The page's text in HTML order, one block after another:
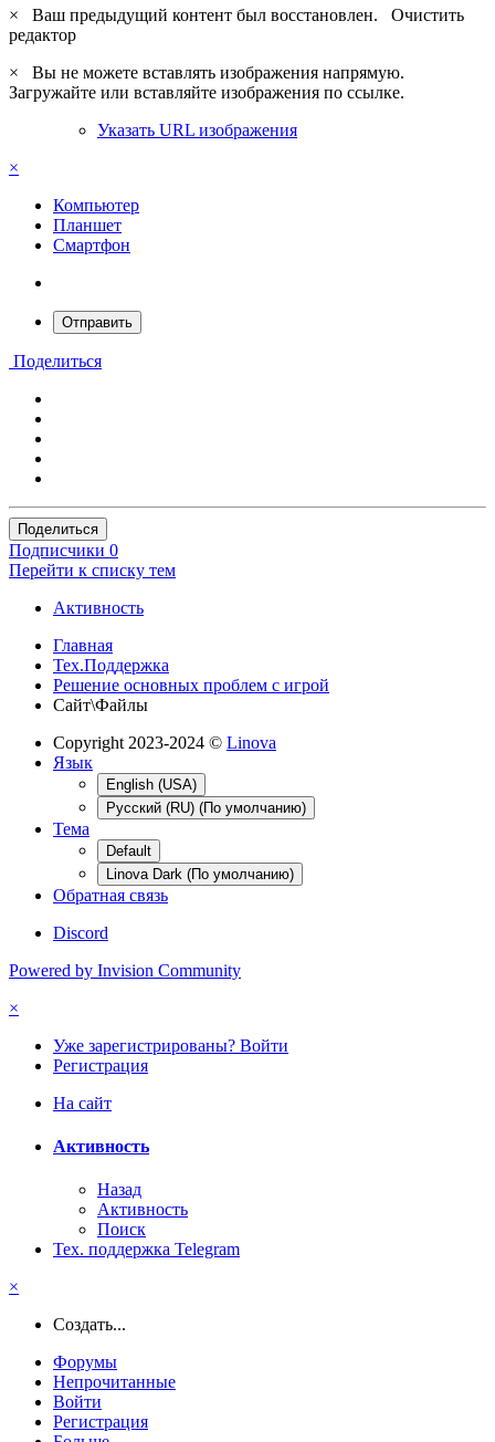
×
Ваш предыдущий контент был восстановлен. Очистить
редактор
×
Вы не можете вставлять изображения напрямую.
Загружайте или вставляйте изображения по ссылке.
Указать URL изображения
×
Компьютер
Планшет
Смартфон
Отправить
Поделиться
Поделиться
Подписчики 0
Перейти к списку тем
Активность
Главная
Тех.Поддержка
Решение основных проблем с игрой
Сайт\Файлы
Copyright 2023-2024 © Linova
Язык
English (USA)
Русский (RU) (По умолчанию)
Тема
Default
Linova Dark (По умолчанию)
Обратная связь
Discord
Powered by Invision Community
×
Уже зарегистрированы? Войти
Регистрация
На сайт
Активность
Назад
Активность
Поиск
Тех. поддержка Telegram
×
Создать...
Форумы
Непрочитанные
Войти
Регистрация